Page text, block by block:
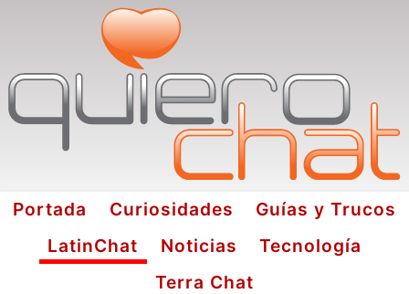
Portada Curiosidades
Guías y Trucos
LatinChat
Noticias
Tecnología
Terra Chat